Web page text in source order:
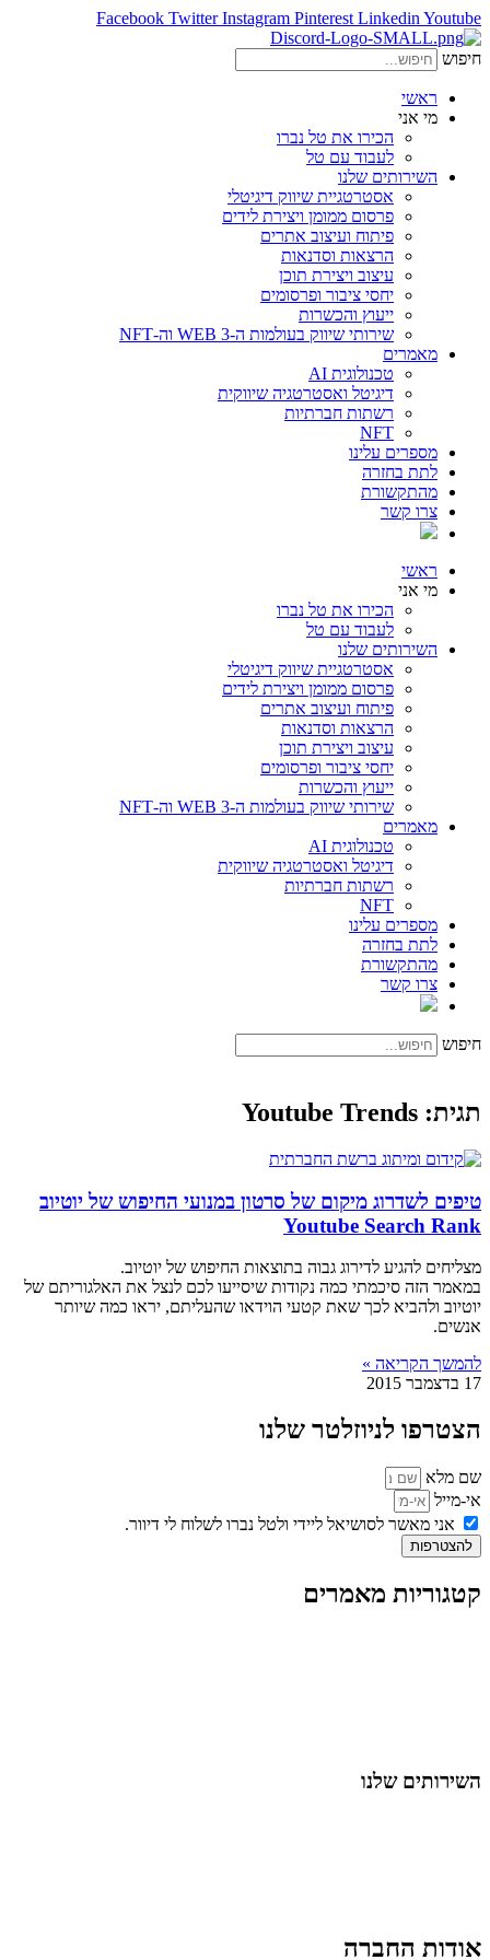
Facebook Twitter Instagram Pinterest Linkedin Youtube
חיפוש
ראשי
מי אני
הכירו את טל נברו
לעבוד עם טל
השירותים שלנו
אסטרטגיית שיווק דיגיטלי
פרסום ממומן ויצירת לידים
פיתוח ועיצוב אתרים
הרצאות וסדנאות
עיצוב ויצירת תוכן
יחסי ציבור ופרסומים
ייעוץ והכשרות
שירותי שיווק בעולמות ה-WEB 3 וה-NFT
מאמרים
טכנולוגית AI
דיגיטל ואסטרטגיה שיווקית
רשתות חברתיות
NFT
מספרים עלינו
לתת בחזרה
מהתקשורת
צרו קשר
ראשי
מי אני
הכירו את טל נברו
לעבוד עם טל
השירותים שלנו
אסטרטגיית שיווק דיגיטלי
פרסום ממומן ויצירת לידים
פיתוח ועיצוב אתרים
הרצאות וסדנאות
עיצוב ויצירת תוכן
יחסי ציבור ופרסומים
ייעוץ והכשרות
שירותי שיווק בעולמות ה-WEB 3 וה-NFT
מאמרים
טכנולוגית AI
דיגיטל ואסטרטגיה שיווקית
רשתות חברתיות
NFT
מספרים עלינו
לתת בחזרה
מהתקשורת
צרו קשר
חיפוש
תגית: Youtube Trends
טיפים לשדרוג מיקום של סרטון במנועי החיפוש של יוטיוב
Youtube Search Rank
מצליחים להגיע לדירוג גבוה בתוצאות החיפוש של יוטיוב.
במאמר הזה סיכמתי כמה נקודות שיסייעו לכם לנצל את האלגוריתם של
יוטיוב ולהביא לכך שאת קטעי הוידאו שהעליתם, יראו כמה שיותר
אנשים.
להמשך הקריאה »
17 בדצמבר 2015
הצטרפו לניוזלטר שלנו
שם מלא
אי-מייל
אני מאשר לסושיאל ליידי ולטל נברו לשלוח לי דיוור.
להצטרפות
קטגוריות מאמרים
השירותים שלנו
אודות החברה